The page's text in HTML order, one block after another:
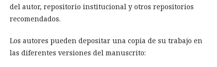
del autor, repositorio institucional y otros repositorios
recomendados.
Los autores pueden depositar una copia de su trabajo en
las diferentes versiones del manuscrito: